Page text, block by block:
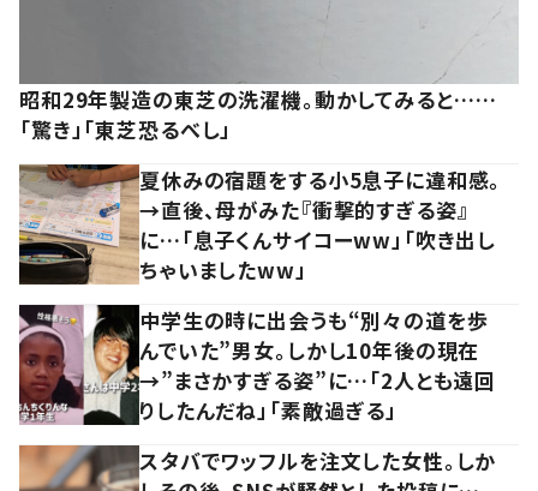
昭和29年製造の東芝の洗濯機。動かしてみると……
「驚き」「東芝恐るべし」
夏休みの宿題をする小5息子に違和感。
→直後、母がみた『衝撃的すぎる姿』
に…「息子くんサイコーww」「吹き出し
ちゃいましたww」
中学生の時に出会うも“別々の道を歩
んでいた”男女。しかし10年後の現在
→”まさかすぎる姿”に…「2人とも遠回
りしたんだね」「素敵過ぎる」
スタバでワッフルを注文した女性。しか